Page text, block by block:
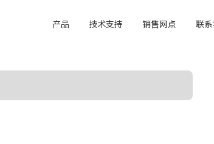
产品 技术支持 销售网点 联